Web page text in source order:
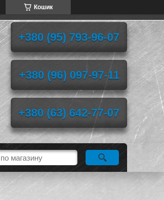
Кошик
+380 (95) 793-96-07
+380 (96) 097-97-11
+380 (63) 642-77-07